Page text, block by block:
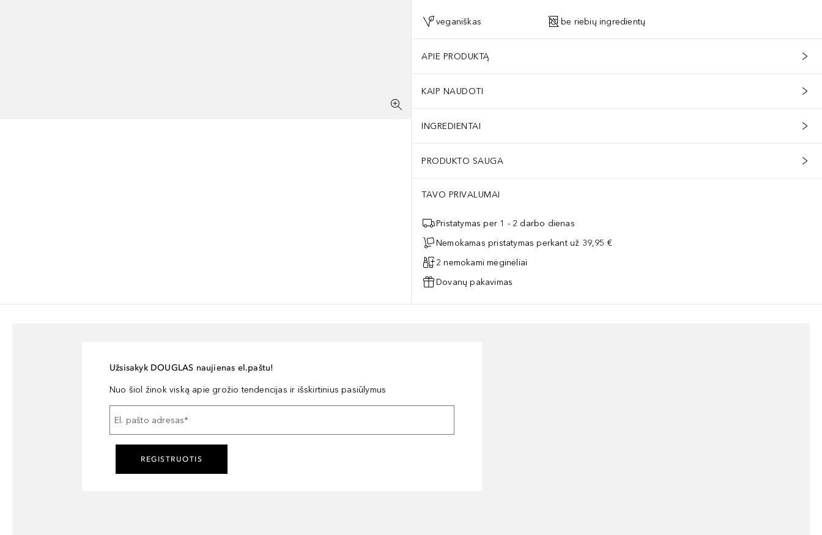
veganiškas be riebių ingredientų
APIE PRODUKTĄ
KAIP NAUDOTI
INGREDIENTAI
PRODUKTO SAUGA
TAVO PRIVALUMAI
Pristatymas per 1 - 2 darbo dienas
Nemokamas pristatymas perkant už 39,95 €
2 nemokami mėginėliai
Dovanų pakavimas
Užsisakyk DOUGLAS naujienas el.paštu!
Nuo šiol žinok viską apie grožio tendencijas ir išskirtinius pasiūlymus
El. pašto adresas*
REGISTRUOTIS